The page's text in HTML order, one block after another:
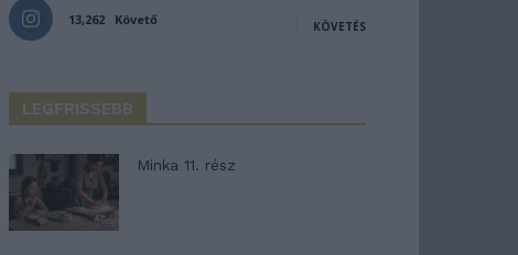
13,262 Követő KÖVETÉS
LEGFRISSEBB
Minka 11. rész